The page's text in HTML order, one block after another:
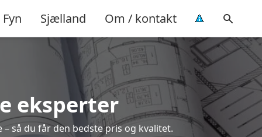
Fyn Sjælland Om / kontakt
eksperter
så du får den bedste pris og kvalitet.